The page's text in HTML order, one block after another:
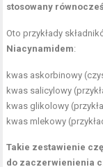
stosowany
Oto przykłady
Niacynamidem:
kwas askorbinowy
kwas salicylowy
kwas glikolowy
kwas mlekowy
Takie zestawienie
do zaczerwienienia